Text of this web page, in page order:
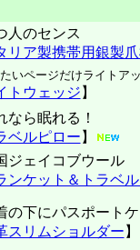
人のセンス
リア製携帯用銀製
たいページだけライトア
トウェッジ 】
なら眠れる！
ベルピロー 】
ジェイコブウール
ンケット＆トラベ
の下にパスポート
スリムショルダー 】